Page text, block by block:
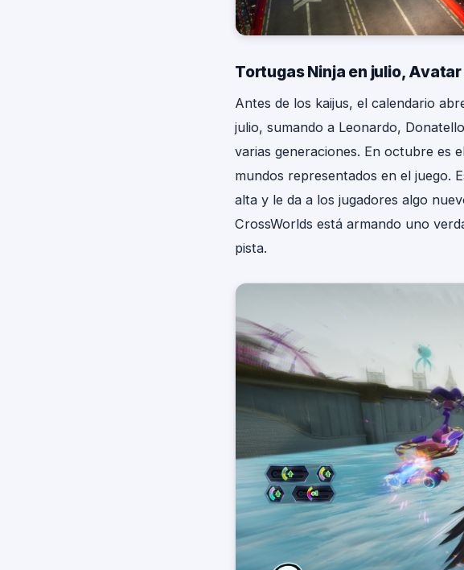
Tortugas Ninja en julio,
Antes de los kaijus, el calendario
julio, sumando a Leonardo,
varias generaciones. En octubre es
mundos representados en el juego.
alta y le da a los jugadores algo
CrossWorlds está armando uno
pista.